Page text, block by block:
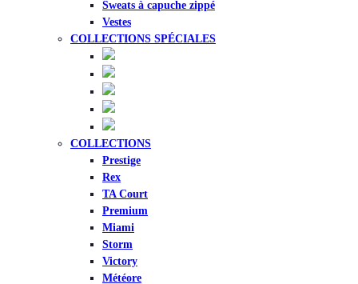
Sweats à capuche zippé
Vestes
COLLECTIONS SPÉCIALES
COLLECTIONS
Prestige
Rex
TA Court
Premium
Miami
Storm
Victory
Météore